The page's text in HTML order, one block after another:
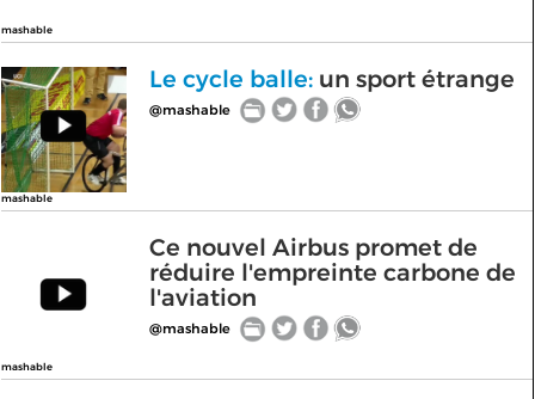
mashable
mashable
Le cycle balle:un sport étrange
@mashable
mashable
Ce nouvel Airbus promet de
réduire l'empreinte carbone de
l'aviation
@mashable